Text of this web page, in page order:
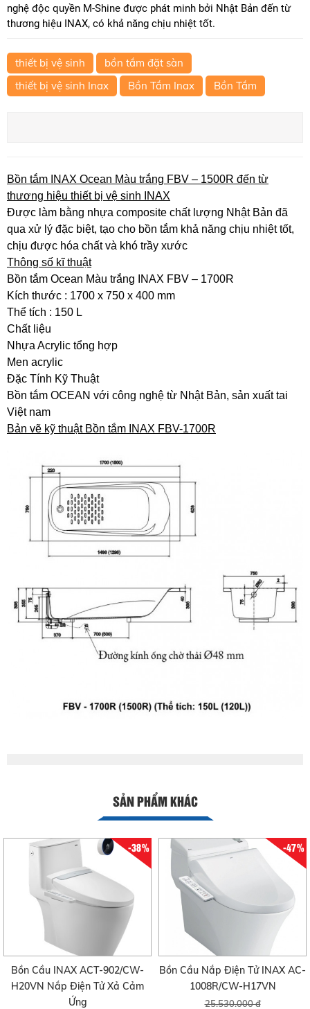
nghệ độc quyền M-Shine được phát minh bởi Nhật Bản đến từ
thương hiệu INAX, có khả năng chịu nhiệt tốt.
thiết bị vệ sinh
bồn tắm đặt sàn
thiết bị vệ sinh Inax
Bồn Tắm Inax Bồn Tắm
Bồn tắm INAX Ocean Màu trắng FBV – 1500R đến từ
thương hiệu thiết bị vệ sinh INAX
Được làm bằng nhựa composite chất lượng Nhật Bản đã
qua xử lý đặc biệt, tạo cho bồn tắm khả năng chịu nhiệt tốt,
chịu được hóa chất và khó trầy xước
Thông số kĩ thuật
Bồn tắm Ocean Màu trắng INAX FBV – 1700R
Kích thước : 1700 x 750 x 400 mm
Thể tích : 150 L
Chất liệu
Nhựa Acrylic tổng hợp
Men acrylic
Đặc Tính Kỹ Thuật
Bồn tắm OCEAN với công nghệ từ Nhật Bản, sản xuất tai
Việt nam
Bản vẽ kỹ thuật Bồn tắm INAX FBV-1700R
SẢN PHẨM KHÁC
-38%
Bồn Cầu INAX ACT-902/CW-
H20VN Nắp Điện Tử Xả Cảm
Ứng
-47%
Bồn Cầu Nắp Điện Tử INAX AC-
1008R/CW-H17VN
25.530.000 đ